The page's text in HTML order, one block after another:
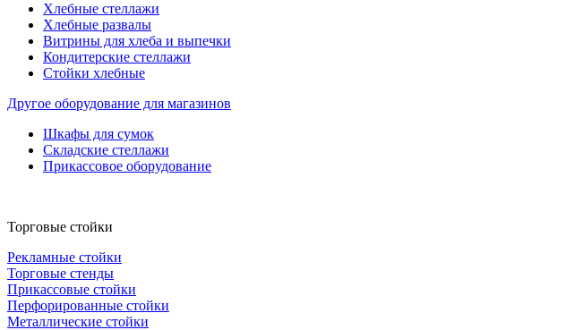
Хлебные стеллажи
Хлебные развалы
Витрины для хлеба и выпечки
Кондитерские стеллажи
Стойки хлебные
Другое оборудование для магазинов
Шкафы для сумок
Складские стеллажи
Прикассовое оборудование
Торговые стойки
Рекламные стойки
Торговые стенды
Прикассовые стойки
Перфорированные стойки
Металлические стойки